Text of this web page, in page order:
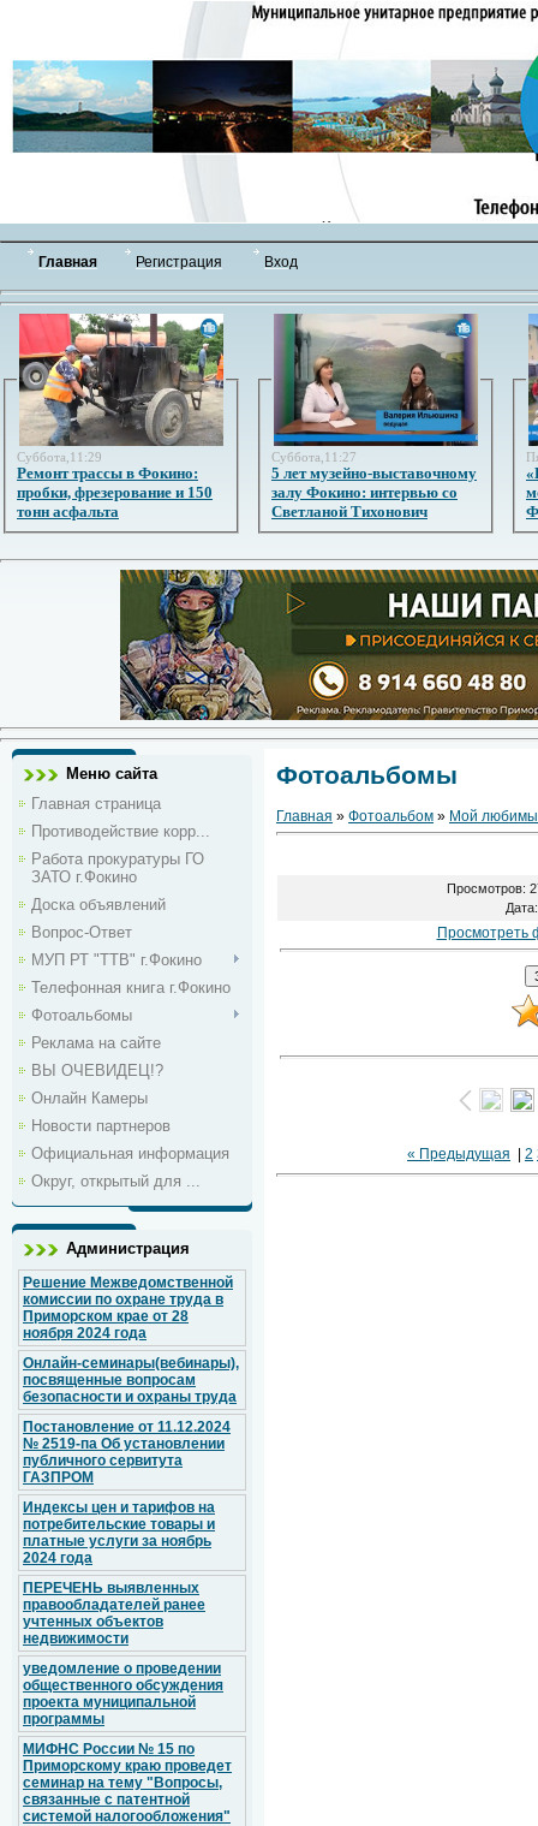
Главная Регистрация Вход
Суббота,11:29
Ремонт трассы в Фокино:
пробки, фрезерование и 150
тонн асфальта
Суббота,11:27
5 лет музейно-выставочному
залу Фокино: интервью со
Светланой Тихонович
Меню сайта
Главная страница
Противодействие корр...
Работа прокуратуры ГО
ЗАТО г.Фокино
Доска объявлений
Вопрос-Ответ
МУП РТ "ТТВ" г.Фокино
Телефонная книга г.Фокино
Фотоальбомы
Реклама на сайте
ВЫ ОЧЕВИДЕЦ!?
Онлайн Камеры
Новости партнеров
Официальная информация
Округ, открытый для ...
Администрация
Решение Межведомственной
комиссии по охране труда в
Приморском крае от 28
ноября 2024 года
Онлайн-семинары(вебинары),
посвященные вопросам
безопасности и охраны труда
Постановление от 11.12.2024
№ 2519-па Об установлении
публичного сервитута
ГАЗПРОМ
Индексы цен и тарифов на
потребительские товары и
платные услуги за ноябрь
2024 года
ПЕРЕЧЕНЬ выявленных
правообладателей ранее
учтенных объектов
недвижимости
уведомление о проведении
общественного обсуждения
проекта муниципальной
программы
МИФНС России № 15 по
Приморскому краю проведет
семинар на тему "Вопросы,
связанные с патентной
системой налогообложения"
Фотоальбомы
Главная » Фотоальбом » Мой
Просмотров:
Дата
Просмотреть
« Предыдущая 2